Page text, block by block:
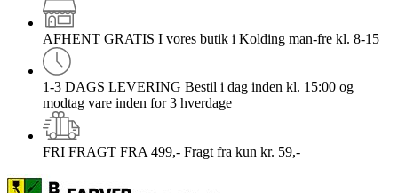
AFHENT GRATIS I vores butik i Kolding man-fre kl. 8-15
1-3 DAGS LEVERING Bestil i dag inden kl. 15:00 og
modtag vare inden for 3 hverdage
FRI FRAGT FRA 499,- Fragt fra kun kr. 59,-